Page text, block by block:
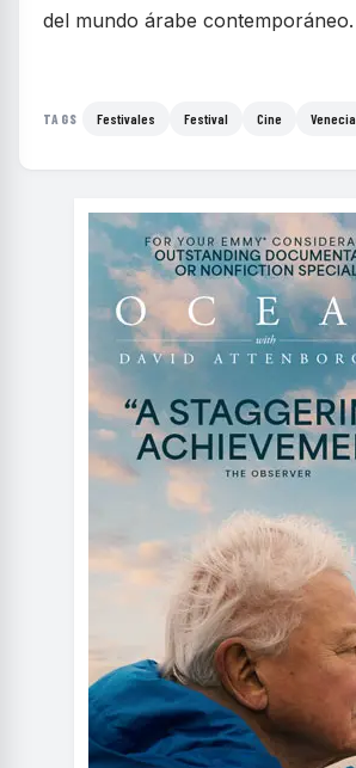
del mundo árabe contemporáneo.
TAGS Festivales Festival Cine Venecia